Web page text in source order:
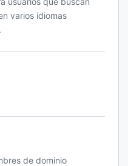
varios idiomas
de dominio